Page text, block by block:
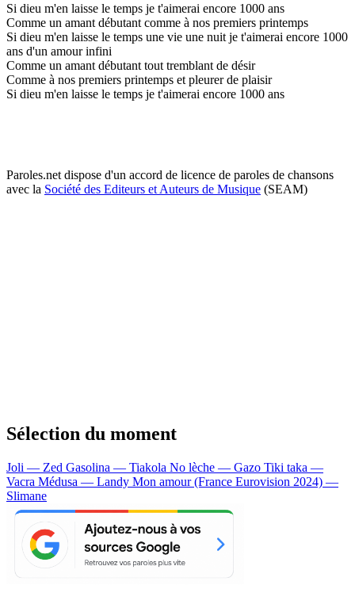
Si dieu m'en laisse le temps je t'aimerai encore 1000 ans
Comme un amant débutant comme à nos premiers printemps
Si dieu m'en laisse le temps une vie une nuit je t'aimerai encore 1000
ans d'un amour infini
Comme un amant débutant tout tremblant de désir
Comme à nos premiers printemps et pleurer de plaisir
Si dieu m'en laisse le temps je t'aimerai encore 1000 ans
Paroles.net dispose d'un accord de licence de paroles de chansons
avec la Société des Editeurs et Auteurs de Musique (SEAM)
Sélection du moment
Joli — Zed Gasolina — Tiakola No lèche — Gazo Tiki taka —
Vacra Médusa — Landy Mon amour (France Eurovision 2024) —
Slimane